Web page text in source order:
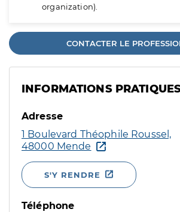
organization).
CONTACTER LE
INFORMATIONS
Adresse
1 Boulevard Théophile Roussel,
48000 Mende
S'Y RENDRE
Téléphone